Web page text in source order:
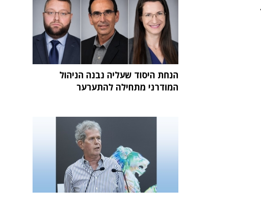
הנחת היסוד שעליה נבנה הניהול
המודרני מתחילה להתערער